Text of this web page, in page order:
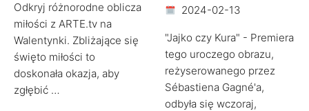
Odkryj różnorodne oblicza
miłości z ARTE.tv na
Walentynki. Zbliżające się
święto miłości to
doskonała okazja, aby
zgłębić …
2024-02-13
"Jajko czy Kura" - Premiera
tego uroczego obrazu,
reżyserowanego przez
Sébastiena Gagné'a,
odbyła się wczoraj,